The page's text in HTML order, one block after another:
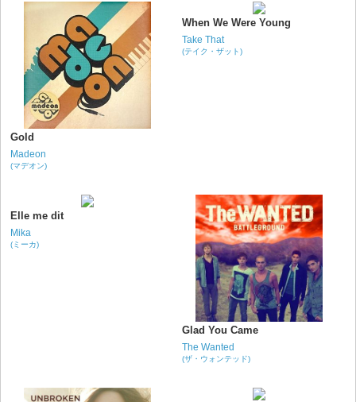
Gold
Madeon
(マデオン)
When We Were Young
Take That
(テイク・ザット)
Elle me dit
Mika
(ミーカ)
Glad You Came
The Wanted
(ザ・ウォンテッド)